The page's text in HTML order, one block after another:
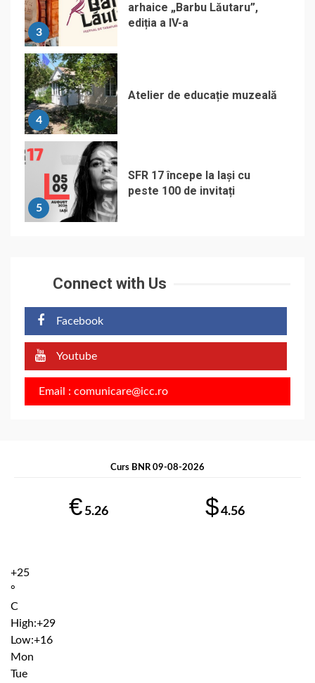
3
arhaice „Barbu Lăutaru”,
ediția a IV-a
4
Atelier de educație muzeală
5
SFR 17 începe la Iași cu
peste 100 de invitați
Connect with Us
Facebook
Youtube
Email : comunicare@icc.ro
Curs BNR 09-08-2026
€ 5.26 $4.56
+25
°
C
High:+29
Low:+16
Mon
Tue